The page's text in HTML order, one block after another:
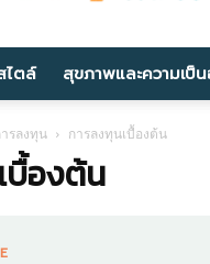
ไตล์ สุขภาพและความเป็
รลงทุน การลงทุนเบื้องต้น
บื้องต้น